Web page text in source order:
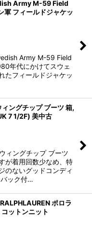
Army M-59 Field
フィールドジャケッ
Army M-59 Field
年代にかけてスウェ
たフィールドジャケッ
ングチップ ブーツ 箱,
7 1/2F) 美中古
ィングチップ ブーツ
が着用回数少なめ、特
のないグッドコンディ
ック付…
ポロラ
ットンニット